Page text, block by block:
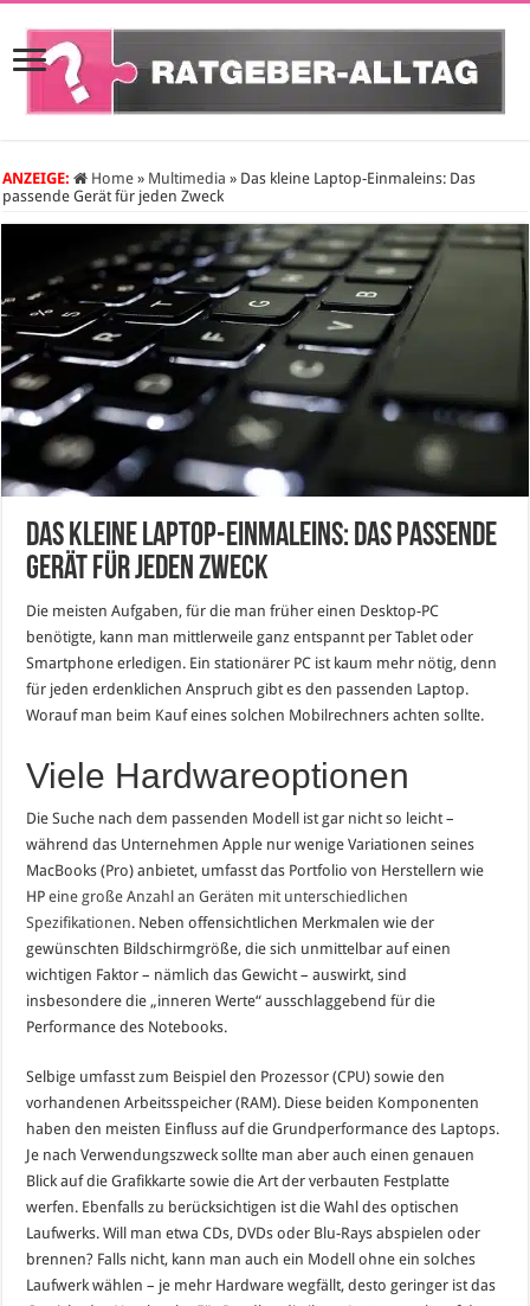
ANZEIGE: Home » Multimedia » Das kleine Laptop-Einmaleins: Das
passende Gerät für jeden Zweck
Das kleine Laptop-Einmaleins: Das passende
Gerät für jeden Zweck
Die meisten Aufgaben, für die man früher einen Desktop-PC
benötigte, kann man mittlerweile ganz entspannt per Tablet oder
Smartphone erledigen. Ein stationärer PC ist kaum mehr nötig, denn
für jeden erdenklichen Anspruch gibt es den passenden Laptop.
Worauf man beim Kauf eines solchen Mobilrechners achten sollte.
Viele Hardwareoptionen
Die Suche nach dem passenden Modell ist gar nicht so leicht –
während das Unternehmen Apple nur wenige Variationen seines
MacBooks (Pro) anbietet, umfasst das Portfolio von Herstellern wie
HPeine große Anzahl an Geräten mit unterschiedlichen
Spezifikationen. Neben offensichtlichen Merkmalen wie der
gewünschten Bildschirmgröße, die sich unmittelbar auf einen
wichtigen Faktor – nämlich das Gewicht – auswirkt, sind
insbesondere die „inneren Werte“ ausschlaggebend für die
Performance des Notebooks.
Selbige umfasst zum Beispiel den Prozessor (CPU) sowie den
vorhandenen Arbeitsspeicher (RAM). Diese beiden Komponenten
haben den meisten Einfluss auf die Grundperformance des Laptops.
Je nach Verwendungszweck sollte man aber auch einen genauen
Blick auf die Grafikkarte sowie die Art der verbauten Festplatte
werfen. Ebenfalls zu berücksichtigen ist die Wahl des optischen
Laufwerks. Will man etwa CDs, DVDs oder Blu-Rays abspielen oder
brennen? Falls nicht, kann man auch ein Modell ohne ein solches
Laufwerk wählen – je mehr Hardware wegfällt, desto geringer ist das